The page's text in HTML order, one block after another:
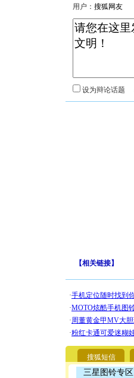
用户：
设为辩论话题
【相关链接】
搜狐短信
三星图铃专区